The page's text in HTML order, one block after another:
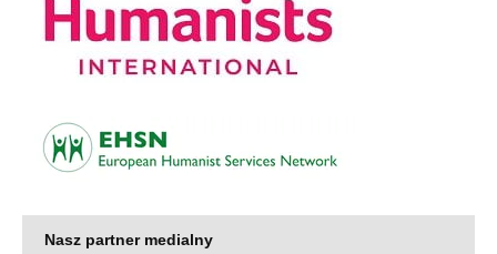
Nasz partner medialny